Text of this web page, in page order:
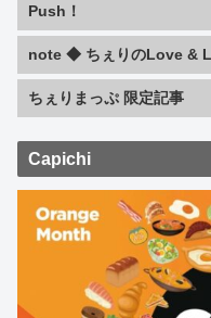
Push！
note ◆ ちぇりのLove &
ちぇりまっぷ 限定記事
Capichi